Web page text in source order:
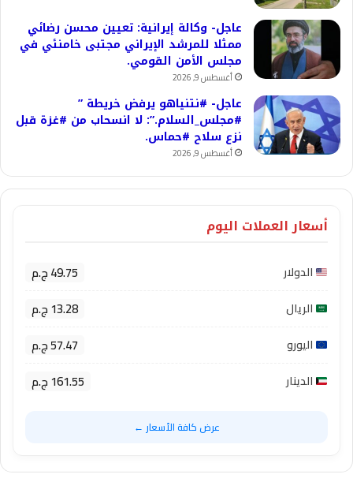
عاجل- وكالة إيرانية: تعيين محسن رضائي
ممثلا للمرشد الإيراني مجتبى خامنئي في
مجلس الأمن القومي.
أغسطس 9, 2026
عاجل- #نتنياهو يرفض خريطة ”
#مجلس_السلام.”: لا انسحاب من #غزة قبل
نزع سلاح #حماس.
أغسطس 9, 2026
أسعار العملات اليوم
الدولار 49.75 ج.م
الريال 13.28 ج.م
اليورو 57.47 ج.م
الدينار 161.55 ج.م
عرض كافة الأسعار ←